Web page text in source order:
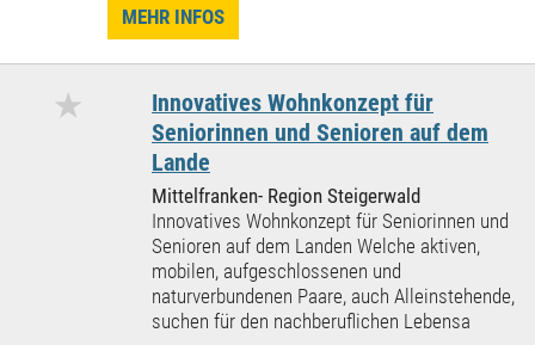
MEHR INFOS
★
Innovatives Wohnkonzept für
Seniorinnen und Senioren auf dem
Lande
Mittelfranken- Region Steigerwald
Innovatives Wohnkonzept für Seniorinnen und
Senioren auf dem Landen Welche aktiven,
mobilen, aufgeschlossenen und
naturverbundenen Paare, auch Alleinstehende,
suchen für den nachberuflichen Lebensa